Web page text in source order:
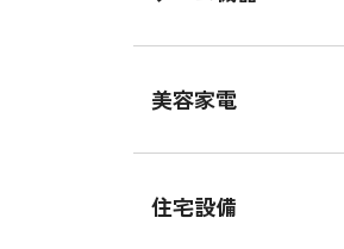
美容家電
住宅設備